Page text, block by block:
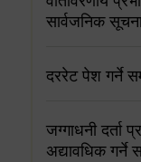
सार्वजनिक
दररेट पेश गर्ने
जग्गाधनी दर्ता
अद्यावधिक गर्ने